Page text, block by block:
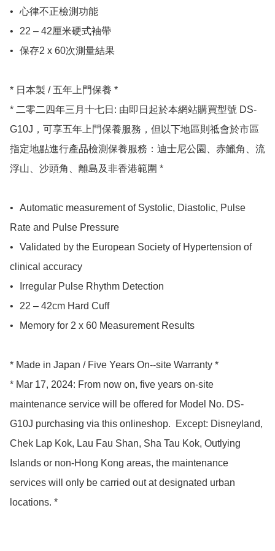
•	心律不正檢測功能
•	22 – 42厘米硬式袖帶
•	保存2 x 60次測量結果
* 日本製 / 五年上門保養 *
* 二零二四年三月十七日: 由即日起於本網站購買型號 DS-
G10J，可享五年上門保養服務，但以下地區則祗會於市區
指定地點進行產品檢測保養服務：迪士尼公園、赤鱲角、流
浮山、沙頭角、離島及非香港範圍 *
•	Automatic measurement of Systolic, Diastolic, Pulse
Rate and Pulse Pressure
•	Validated by the European Society of Hypertension of
clinical accuracy
•	Irregular Pulse Rhythm Detection
•	22 – 42cm Hard Cuff
•	Memory for 2 x 60 Measurement Results
* Made in Japan / Five Years On--site Warranty *
* Mar 17, 2024: From now on, five years on-site
maintenance service will be offered for Model No. DS-
G10J purchasing via this onlineshop.  Except: Disneyland,
Chek Lap Kok, Lau Fau Shan, Sha Tau Kok, Outlying
Islands or non-Hong Kong areas, the maintenance
services will only be carried out at designated urban
locations. *